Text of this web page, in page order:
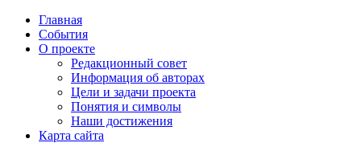
Главная
События
О проекте
Редакционный совет
Информация об авторах
Цели и задачи проекта
Понятия и символы
Наши достижения
Карта сайта